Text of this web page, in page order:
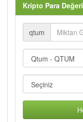
Kripto Para
qtum